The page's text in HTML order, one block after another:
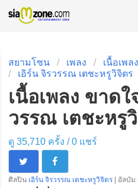
สยามโซน เพลง
เนื้อเพลง
เอิร์น จิรวรรณ เตชะหรูวิจิตร
เนื้อเพลง ขาดใ
วรรณ เตชะหรู
ดู 35,710 ครั้ง /0แชร์
ศิลปิน เอิร์น จิรวรรณ เตชะหรูวิจิตร | อัลบั